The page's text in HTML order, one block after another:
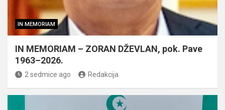
IN MEMORIAM
IN MEMORIAM – ZORAN DŽEVLAN, pok. Pave
1963–2026.
2 sedmice ago Redakcija